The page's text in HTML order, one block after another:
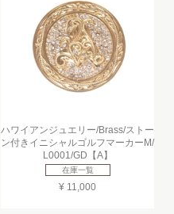
ハワイアンジュエリー/Brass/ストー
ン付きイニシャルゴルフマーカーM/
L0001/GD【A】
在庫一覧
¥ 11,000